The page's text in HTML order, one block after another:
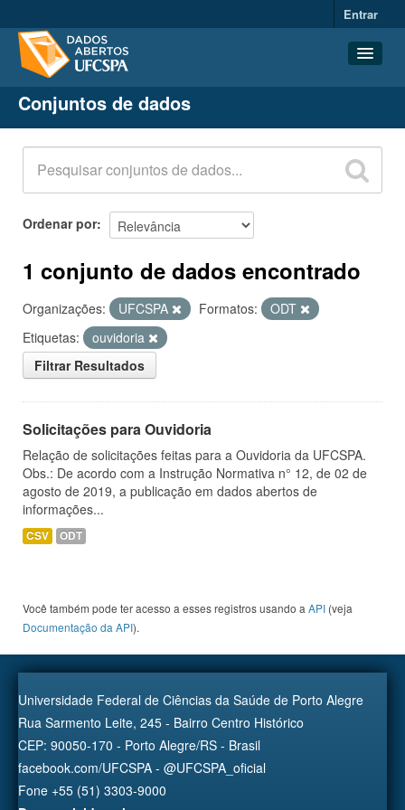
Entrar
Conjuntos de dados
Organizações
Grupos
Sobre
Conjuntos de dados
Ordenar por
1 conjunto de dados encontrado
Organizações: UFCSPA Formatos:
ODT
Etiquetas:
ouvidoria
Filtrar Resultados
Solicitações para Ouvidoria
Relação de solicitações feitas para a Ouvidoria da UFCSPA.
Obs.: De acordo com a Instrução Normativa n° 12, de 02 de
agosto de 2019, a publicação em dados abertos de
informações...
CSV ODT
Você também pode ter acesso a esses registros usando a API (veja
Documentação da API).
Universidade Federal de Ciências da Saúde de Porto Alegre
Rua Sarmento Leite, 245 - Bairro Centro Histórico
CEP: 90050-170 - Porto Alegre/RS - Brasil
facebook.com/UFCSPA - @UFCSPA_oficial
Fone +55 (51) 3303-9000